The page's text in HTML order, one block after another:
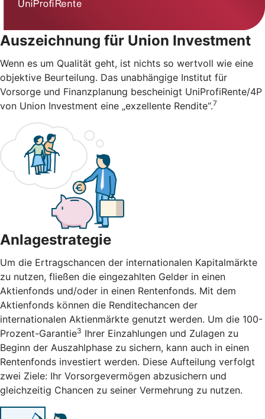
Auszeichnung für Union Investment
Wenn es um Qualität geht, ist nichts so wertvoll wie eine
objektive Beurteilung. Das unabhängige Institut für
Vorsorge und Finanzplanung bescheinigt UniProfiRente/4P
von Union Investment eine „exzellente Rendite“.7
Anlagestrategie
Um die Ertragschancen der internationalen Kapitalmärkte
zu nutzen, fließen die eingezahlten Gelder in einen
Aktienfonds und/oder in einen Rentenfonds. Mit dem
Aktienfonds können die Renditechancen der
internationalen Aktienmärkte genutzt werden. Um die 100-
Prozent-Garantie3 Ihrer Einzahlungen und Zulagen zu
Beginn der Auszahlphase zu sichern, kann auch in einen
Rentenfonds investiert werden. Diese Aufteilung verfolgt
zwei Ziele: Ihr Vorsorgevermögen abzusichern und
gleichzeitig Chancen zu seiner Vermehrung zu nutzen.